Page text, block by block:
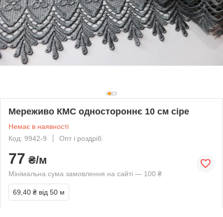
Мереживо КМС одностороннє 10 см сіре
Немає в наявності
Код: 9942-9
Опт і роздріб
77 ₴/м
Мінімальна сума замовлення на сайті — 100 ₴
69,40 ₴ від 50 м